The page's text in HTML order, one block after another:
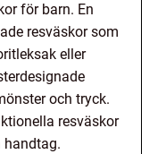
för barn. En
resväskor som
eller
och tryck.
resväskor
handtag.